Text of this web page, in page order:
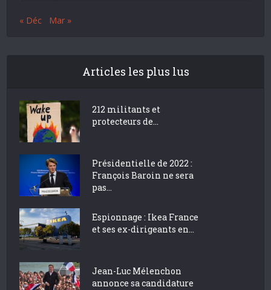
« Déc Mar »
Articles les plus lus
212 militants et
protecteurs de...
Présidentielle de 2022 :
François Baroin ne sera
pas...
Espionnage : Ikea France
et ses ex-dirigeants en...
Jean-Luc Mélenchon
annonce sa candidature